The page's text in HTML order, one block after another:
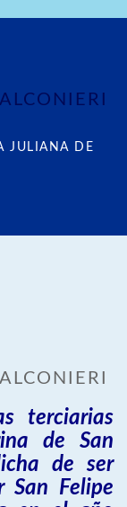
JULIANA DE
terciarias
de San
de ser
San Felipe